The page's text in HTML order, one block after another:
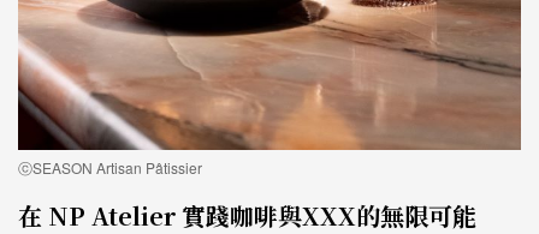
ⓒSEASON Artisan Pâtissier
在 NP Atelier 實踐咖啡與XXX的無限可能